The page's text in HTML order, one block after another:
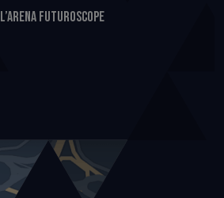
L’Arena Futuroscope